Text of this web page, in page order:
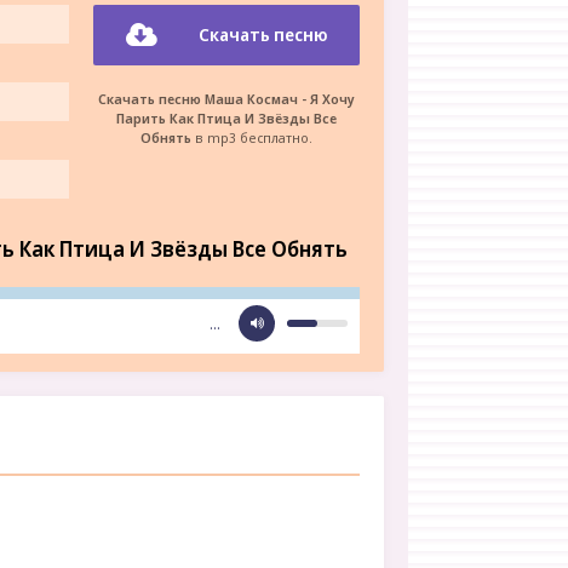
Скачать песню
Скачать песню Маша Космач - Я Хочу
Парить Как Птица И Звёзды Все
Обнять в mp3 бесплатно.
Как Птица И Звёзды Все Обнять
…